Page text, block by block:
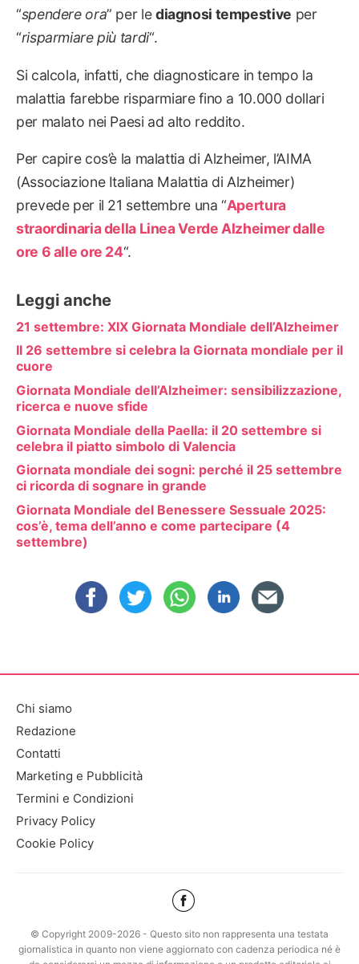
“spendere ora” per lediagnosi tempestive per
“risparmiare più tardi“.
Si calcola, infatti, che diagnosticare in tempo la
malattia farebbe risparmiare fino a 10.000 dollari
per malato nei Paesi ad alto reddito.
Per capire cos’è la malattia di Alzheimer, l’AIMA
(Associazione Italiana Malattia di Alzheimer)
prevede per il 21 settembre una “Apertura
straordinaria della Linea Verde Alzheimer dalle
ore 6 alle ore 24“.
Leggi anche
21 settembre: XIX Giornata Mondiale dell’Alzheimer
Il 26 settembre si celebra la Giornata mondiale per il
cuore
Giornata Mondiale dell’Alzheimer: sensibilizzazione,
ricerca e nuove sfide
Giornata Mondiale della Paella: il 20 settembre si
celebra il piatto simbolo di Valencia
Giornata mondiale dei sogni: perché il 25 settembre
ci ricorda di sognare in grande
Giornata Mondiale del Benessere Sessuale 2025:
cos’è, tema dell’anno e come partecipare (4
settembre)
Chi siamo
Redazione
Contatti
Marketing e Pubblicità
Termini e Condizioni
Privacy Policy
Cookie Policy
© Copyright 2009-2026 - Questo sito non rappresenta una testata
giornalistica in quanto non viene aggiornato con cadenza periodica né è